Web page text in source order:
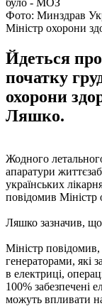
Фото: Минздрав
Міністр охорони
Йдеться
початку
охорони
Ляшко.
Жодного
апаратури
українських
повідомив
Ляшко зазначив,
Міністр повідомив,
генераторами, які
в електриці,
100% забезпечені
можуть впливати